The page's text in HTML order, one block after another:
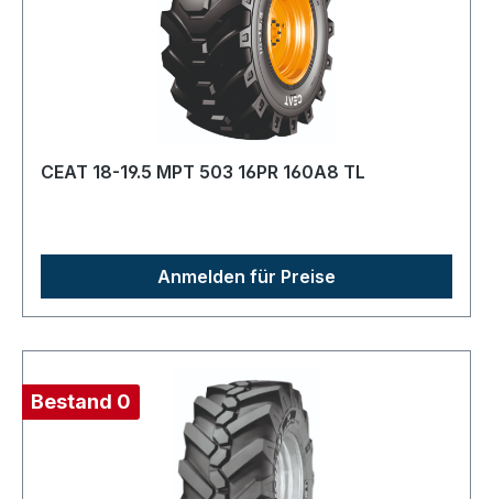
CEAT 18-19.5 MPT 503 16PR 160A8 TL
Anmelden für Preise
Bestand 0